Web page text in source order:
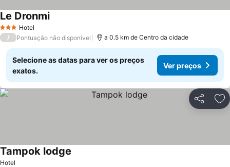
3 EstrelasHotel
Le Dronmi
/ Pontuação não disponível a 0.5 km de Centro da cidade
Selecione as datas para ver os preços
exatos.
Ver preços
Partilhar
Hotel
Tampok lodge